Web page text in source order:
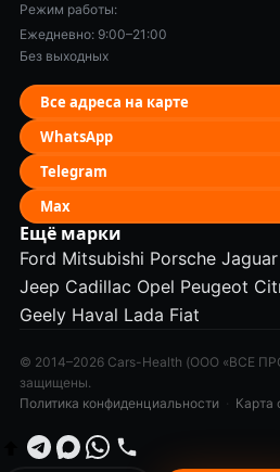
Режим работы:
Ежедневно: 9:00–21:00
Без выходных
Все адреса на карте
WhatsApp
Telegram
Max
Ещё марки
Ford Mitsubishi Porsche Jaguar
Jeep Cadillac Opel Peugeot
Geely Haval Lada Fiat
© 2014–2026 Cars-Health (ООО «ВСЕ
защищены.
Политика конфиденциальности · Карта